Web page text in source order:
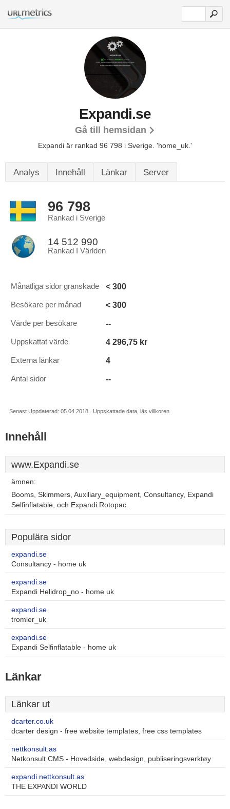
Expandi.se
Gå till hemsidan
Expandi är rankad 96 798 i Sverige. 'home_uk.'
Analys Innehåll Länkar Server
96 798
Rankad i Sverige
14 512 990
Rankad I Världen
Månatliga sidor granskade < 300
Besökare per månad < 300
Värde per besökare --
Uppskattat värde 4 296,75 kr
Externa länkar 4
Antal sidor --
Senast Uppdaterad: 05.04.2018 . Uppskattade data, läs villkoren.
Innehåll
www.Expandi.se
ämnen:
Booms, Skimmers, Auxiliary_equipment, Consultancy, Expandi
Selfinflatable, och Expandi Rotopac.
Populära sidor
expandi.se
Consultancy - home uk
expandi.se
Expandi Helidrop_no - home uk
expandi.se
tromler_uk
expandi.se
Expandi Selfinflatable - home uk
Länkar
Länkar ut
dcarter.co.uk
dcarter design - free website templates, free css templates
nettkonsult.as
Netkonsult CMS - Hovedside, webdesign, publiseringsverktøy
expandi.nettkonsult.as
THE EXPANDI WORLD